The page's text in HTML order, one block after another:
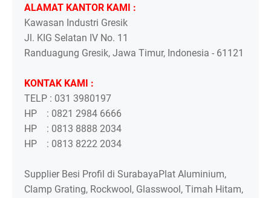
ALAMAT KANTOR KAMI :
Kawasan Industri Gresik
Jl. KIG Selatan IV No. 11
Randuagung Gresik, Jawa Timur, Indonesia - 61121
KONTAK KAMI :
TELP : 031 3980197
HP : 0821 2984 6666
HP : 0813 8888 2034
HP : 0813 8222 2034
Supplier Besi Profil di SurabayaPlat Aluminium,
Clamp Grating, Rockwool, Glasswool, Timah Hitam,